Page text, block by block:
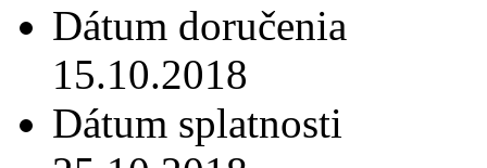
Dátum doručenia
15.10.2018
Dátum splatnosti